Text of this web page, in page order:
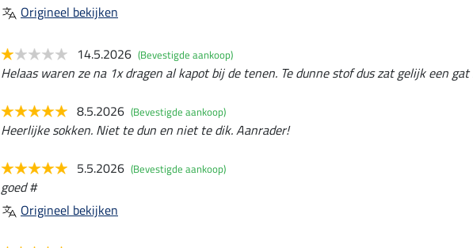
Origineel bekijken
14.5.2026 (Bevestigde aankoop)
Helaas waren ze na 1x dragen al kapot bij de tenen. Te dunne stof dus zat gelijk een gat
8.5.2026 (Bevestigde aankoop)
Heerlijke sokken. Niet te dun en niet te dik. Aanrader!
5.5.2026 (Bevestigde aankoop)
goed #
Origineel bekijken